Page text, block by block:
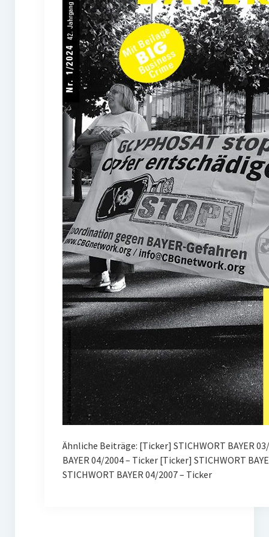
Ähnliche Beiträge: [Ticker] STICHWORT BAYER
BAYER 04/2004 – Ticker [Ticker] STICHWORT
STICHWORT BAYER 04/2007 – Ticker